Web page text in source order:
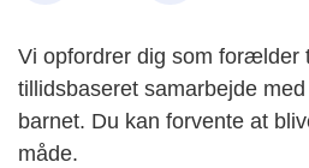
Vi opfordrer dig som forælder
tillidsbaseret samarbejde
barnet. Du kan forvente at
måde.